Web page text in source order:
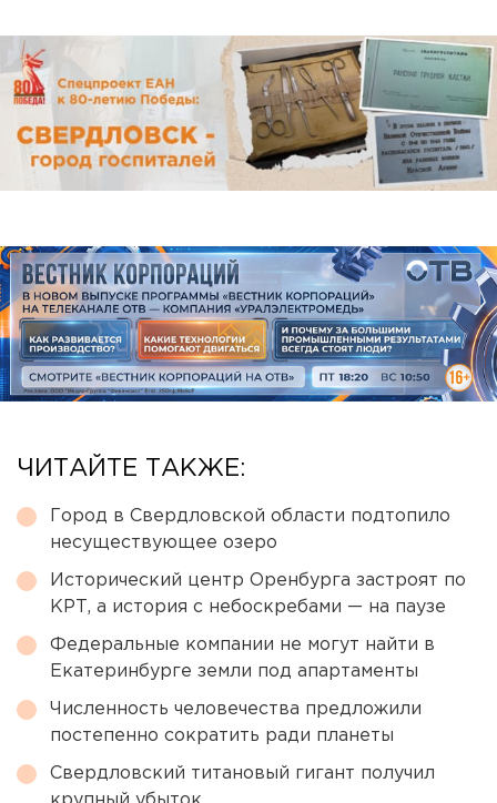
ЧИТАЙТЕ ТАКЖЕ:
Город в Свердловской области подтопило
несуществующее озеро
Исторический центр Оренбурга застроят по
КРТ, а история с небоскребами — на паузе
Федеральные компании не могут найти в
Екатеринбурге земли под апартаменты
Численность человечества предложили
постепенно сократить ради планеты
Свердловский титановый гигант получил